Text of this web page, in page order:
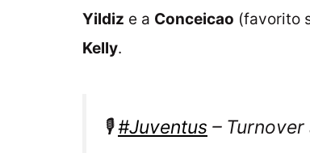
Yildiz e a Conceicao (favorito
Kelly.
🎙️#Juventus –